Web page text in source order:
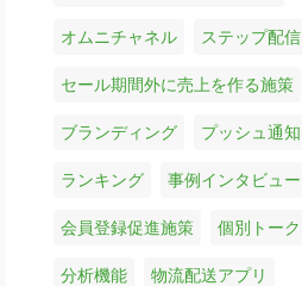
オムニチャネル ステップ配信
セール期間外に売上を作る施策
ブランディング プッシュ通知
ランキング 事例インタビュー
会員登録促進施策 個別トーク
分析機能 物流配送アプリ